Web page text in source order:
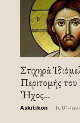
Στιχηρὰ
Περιτομής
Ἦχος...
Askitikon Τε 01-